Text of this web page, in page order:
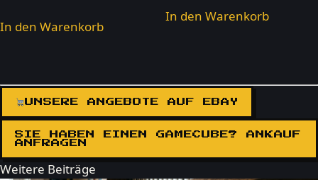
In den Warenkorb
In den Warenkorb
UNSERE ANGEBOTE AUF EBAY
SIE HABEN EINEN GAMECUBE? ANKAUF
ANFRAGEN
Weitere Beiträge